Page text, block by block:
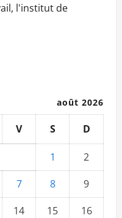
l'institut de
août 2026
V S D
1
2
7 8
9
14 15
16